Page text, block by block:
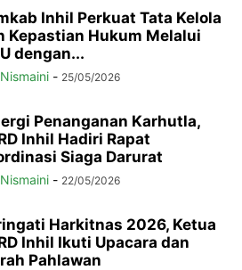
Inhil Perkuat Tata Kelola
Kepastian Hukum Melalui
dengan...
- 25/05/2026
Penanganan Karhutla,
Inhil Hadiri Rapat
Siaga Darurat
- 22/05/2026
Harkitnas 2026, Ketua
Inhil Ikuti Upacara dan
Pahlawan